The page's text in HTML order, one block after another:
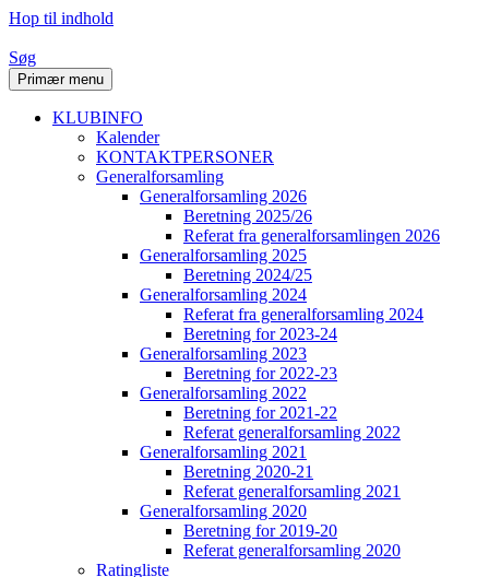
Hop til indhold
Søg
Primær menu
KLUBINFO
Kalender
KONTAKTPERSONER
Generalforsamling
Generalforsamling 2026
Beretning 2025/26
Referat fra generalforsamlingen 2026
Generalforsamling 2025
Beretning 2024/25
Generalforsamling 2024
Referat fra generalforsamling 2024
Beretning for 2023-24
Generalforsamling 2023
Beretning for 2022-23
Generalforsamling 2022
Beretning for 2021-22
Referat generalforsamling 2022
Generalforsamling 2021
Beretning 2020-21
Referat generalforsamling 2021
Generalforsamling 2020
Beretning for 2019-20
Referat generalforsamling 2020
Ratingliste